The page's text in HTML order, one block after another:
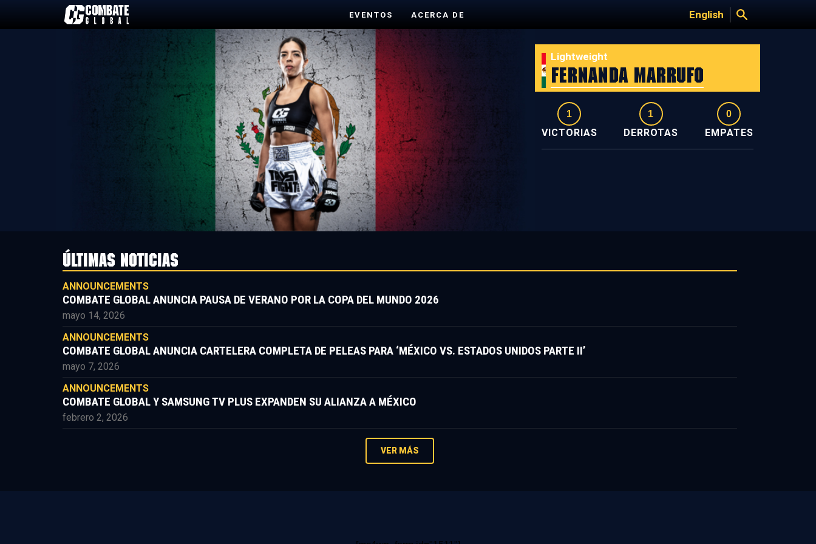
EVENTOS ACERCA DE English
Lightweight
Fernanda Marrufo
1
VICTORIAS
1
DERROTAS
0
EMPATES
ÚLTIMAS NOTICIAS
ANNOUNCEMENTS
COMBATE GLOBAL ANUNCIA PAUSA DE VERANO POR LA COPA DEL MUNDO 2026
mayo 14, 2026
ANNOUNCEMENTS
COMBATE GLOBAL ANUNCIA CARTELERA COMPLETA DE PELEAS PARA ‘MÉXICO VS. ESTADOS UNIDOS PARTE II’
mayo 7, 2026
ANNOUNCEMENTS
COMBATE GLOBAL Y SAMSUNG TV PLUS EXPANDEN SU ALIANZA A MÉXICO
febrero 2, 2026
VER MÁS